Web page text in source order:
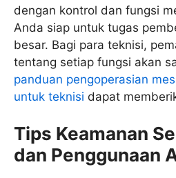
dengan kontrol dan fungsi
Anda siap untuk tugas
besar. Bagi para teknisi,
tentang setiap fungsi akan
panduan pengoperasian
untuk teknisi dapat
Tips Keamanan
dan Penggunaan